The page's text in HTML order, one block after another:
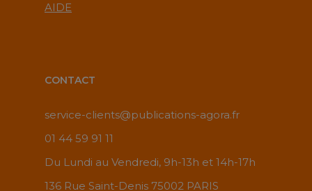
AIDE
CONTACT
service-clients@publications-agora.fr
01 44 59 91 11
Du Lundi au Vendredi, 9h-13h et 14h-17h
136 Rue Saint-Denis 75002 PARIS